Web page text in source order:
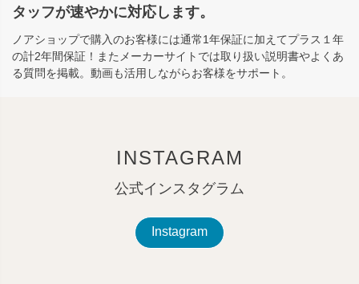
タッフが速やかに対応します。
ノアショップで購入のお客様には通常1年保証に加えてプラス１年
の計2年間保証！またメーカーサイトでは取り扱い説明書やよくあ
る質問を掲載。動画も活用しながらお客様をサポート。
INSTAGRAM
公式インスタグラム
Instagram